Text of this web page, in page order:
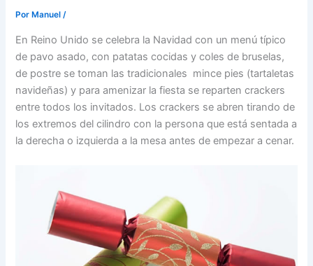
Por Manuel/
En Reino Unido se celebra la Navidad con un menú típico
de pavo asado, con patatas cocidas y coles de bruselas,
de postre se toman las tradicionales mince pies (tartaletas
navideñas) y para amenizar la fiesta se reparten crackers
entre todos los invitados. Los crackers se abren tirando de
los extremos del cilindro con la persona que está sentada a
la derecha o izquierda a la mesa antes de empezar a cenar.